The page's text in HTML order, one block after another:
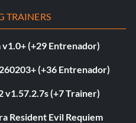
TRAINERS
(+29 Entrenador)
(+36 Entrenador)
v1.57.2.7s (+7 Trainer)
Resident Evil Requiem